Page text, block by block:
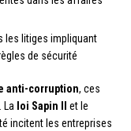
les litiges impliquant
de sécurité
anti-corruption, ces
La loi Sapin II
et le
incitent les entreprises